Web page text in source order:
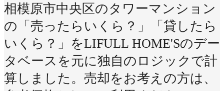
相模原市中央区のタワーマンション
の「売ったらいくら？」「貸したら
いくら？」をLIFULL HOME'Sのデー
タベースを元に独自のロジックで計
算しました。売却をお考えの方は、